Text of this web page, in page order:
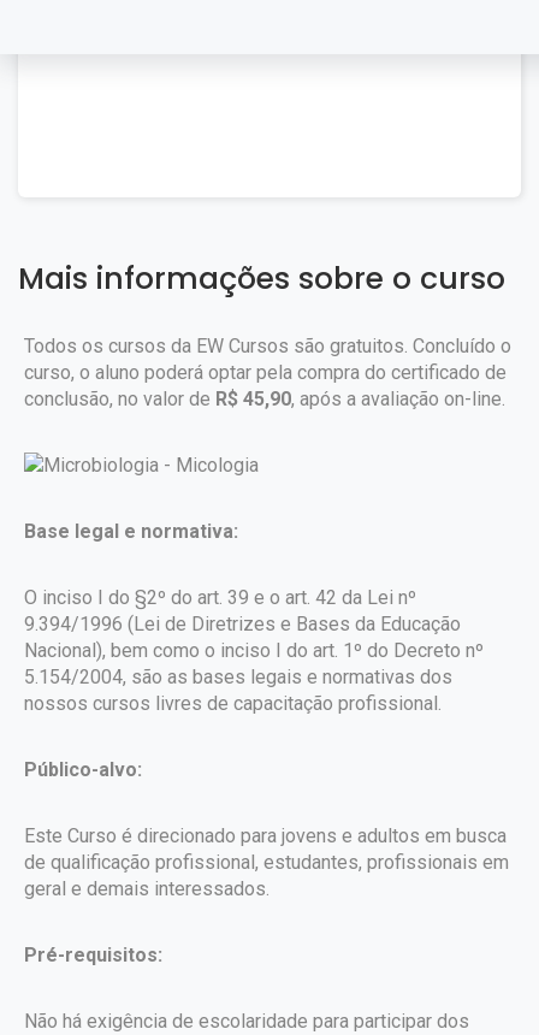
Mais informações sobre o curso
Todos os cursos da EW Cursos são gratuitos. Concluído o
curso, o aluno poderá optar pela compra do certificado de
conclusão, no valor de R$ 45,90, após a avaliação on-line.
Base legal e normativa:
O inciso I do §2º do art. 39 e o art. 42 da Lei nº
9.394/1996 (Lei de Diretrizes e Bases da Educação
Nacional), bem como o inciso I do art. 1º do Decreto nº
5.154/2004, são as bases legais e normativas dos
nossos cursos livres de capacitação profissional.
Público-alvo:
Este Curso é direcionado para jovens e adultos em busca
de qualificação profissional, estudantes, profissionais em
geral e demais interessados.
Pré-requisitos:
Não há exigência de escolaridade para participar dos